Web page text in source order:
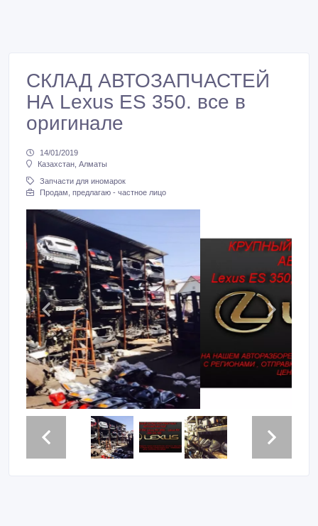
СКЛАД АВТОЗАПЧАСТЕЙ
НА Lexus ES 350. все в
оригинале
14/01/2019
Казахстан, Алматы
Запчасти для иномарок
Продам, предлагаю - частное лицо